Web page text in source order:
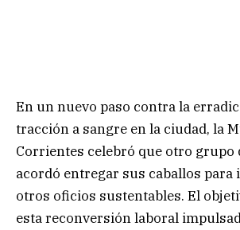
En un nuevo paso contra la
tracción a sangre en la ciudad, la
Corrientes celebró que otro grupo
acordó entregar sus caballos para
otros oficios sustentables. El
esta reconversión laboral